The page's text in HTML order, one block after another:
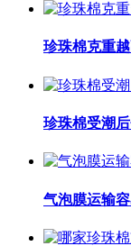
珍珠棉克重
珍珠棉受潮
气泡膜运输